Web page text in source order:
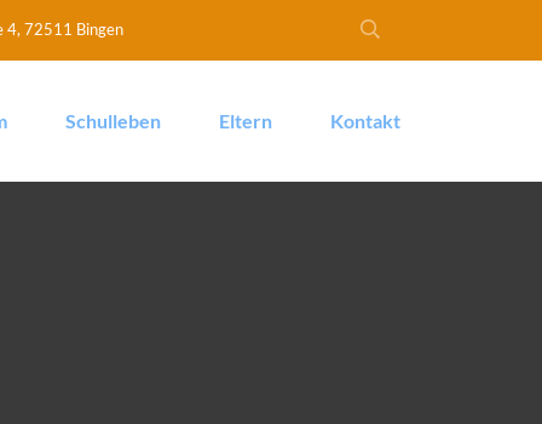
4, 72511 Bingen
Schulleben Eltern Kontakt